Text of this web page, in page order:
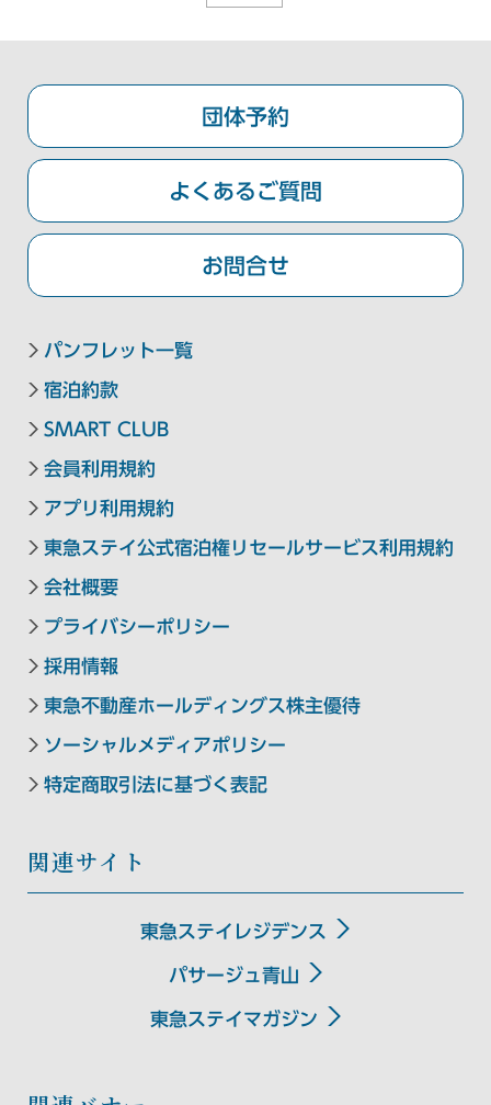
北海道エリア
東急ステイ函館朝市 灯の湯
東急ステイ金沢
京都・大阪エリア
東急ステイ大阪本町
東急ステイ京都阪井座(四条河原町)
東急ステイ京都三条烏丸
HANARE by Tokyu Stay
中四国エリア
東急ステイメルキュール広島
（2026年5月オープン）
Hotel information
東急ステイメルキュール広島の
SMART CLUB予約はこちら
団体予約
よくあるご質問
お問合せ
パンフレット一覧
宿泊約款
SMART CLUB
会員利用規約
アプリ利用規約
東急ステイ公式宿泊権リセールサービス利用規約
会社概要
プライバシーポリシー
採用情報
東急不動産ホールディングス株主優待
ソーシャルメディアポリシー
特定商取引法に基づく表記
関連サイト
東急ステイレジデンス
パサージュ青山
東急ステイマガジン